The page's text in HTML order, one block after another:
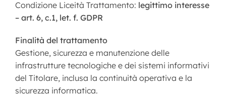
Condizione Liceità Trattamento: legittimo interesse
– art. 6, c.1, let. f. GDPR
Finalità del trattamento
Gestione, sicurezza e manutenzione delle
infrastrutture tecnologiche e dei sistemi informativi
del Titolare, inclusa la continuità operativa e la
sicurezza informatica.